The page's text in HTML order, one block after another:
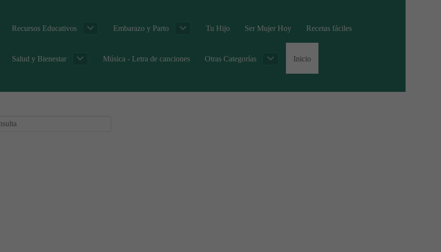
Recursos Educativos Embarazo y Parto Tu Hijo Ser Mujer Hoy Recetas fáciles
Salud y Bienestar Música - Letra de canciones Otras Categorías Inicio